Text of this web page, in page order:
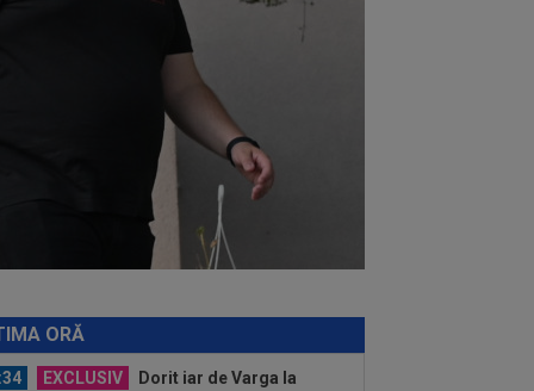
ORĂ
Gigi Becali: ”Am
un jucător pe 3.000.000 €”
Enervat după ce a aflat că Rodri
transferă la Barcelona, Mourinho s-a
Antrenorul lui Tromso a surprins
toată lumea, după 5-0 cu CFR: ”Mai e
Lovitură de
Ioan Varga, gata să renunțe la
ce face Mihai Stoica. E prima oară
o zic”
EXCLUSIV
Dorit iar de Varga la